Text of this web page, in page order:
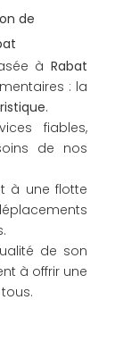
de
à Rabat
: la
.
fiables,
de nos
à une flotte
de son
à offrir une